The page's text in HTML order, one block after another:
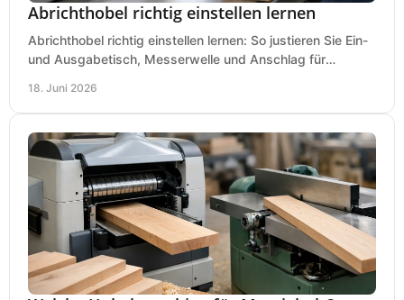
Abrichthobel richtig einstellen lernen
Abrichthobel richtig einstellen lernen: So justieren Sie Ein-
und Ausgabetisch, Messerwelle und Anschlag für
18. Juni 2026